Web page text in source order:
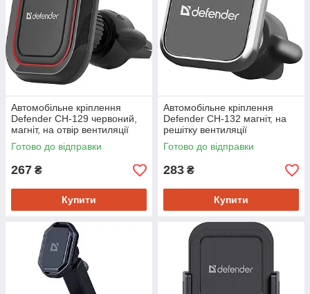
Автомобільне кріплення
Defender CH-129 червоний,
магніт, на отвір вентиляції
Готово до відправки
267 ₴
Купити
Автомобільне кріплення
Defender CH-132 магніт, на
решітку вентиляції
Готово до відправки
283 ₴
Купити